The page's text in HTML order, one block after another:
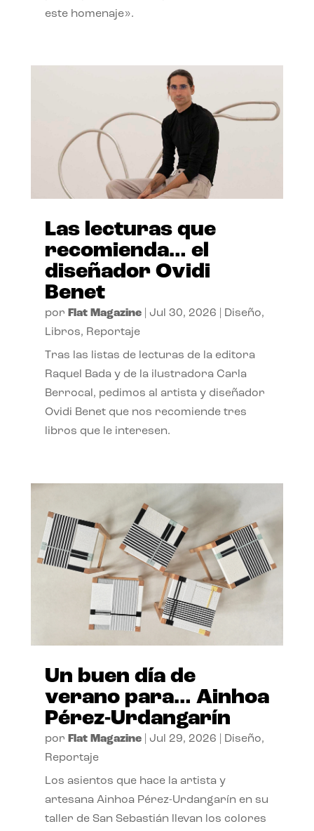
este homenaje».
Las lecturas que
recomienda… el
diseñador Ovidi
Benet
por Flat Magazine| Jul 30, 2026 Diseño,
Libros, Reportaje
Tras las listas de lecturas de la editora
Raquel Bada y de la ilustradora Carla
Berrocal, pedimos al artista y diseñador
Ovidi Benet que nos recomiende tres
libros que le interesen.
Un buen día de
verano para… Ainhoa
Pérez-Urdangarín
por Flat Magazine| Jul 29, 2026 Diseño,
Reportaje
Los asientos que hace la artista y
artesana Ainhoa Pérez-Urdangarín en su
taller de San Sebastián llevan los colores